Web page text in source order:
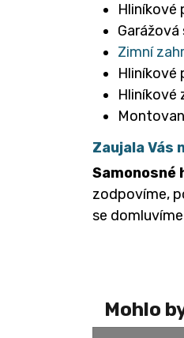
Hliníkové
Zimní
Hliníkové
Hliníkové
Zaujala Vás
Samonosné
zodpovíme,
se
Mohlo